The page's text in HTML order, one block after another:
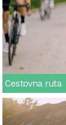
Cestovna ruta